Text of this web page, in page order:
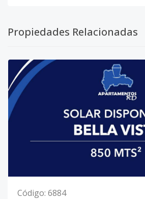
Propiedades Relacionadas
Código: 6884